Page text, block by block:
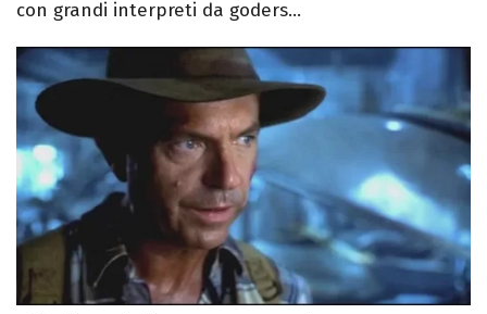
con grandi interpreti da goders...